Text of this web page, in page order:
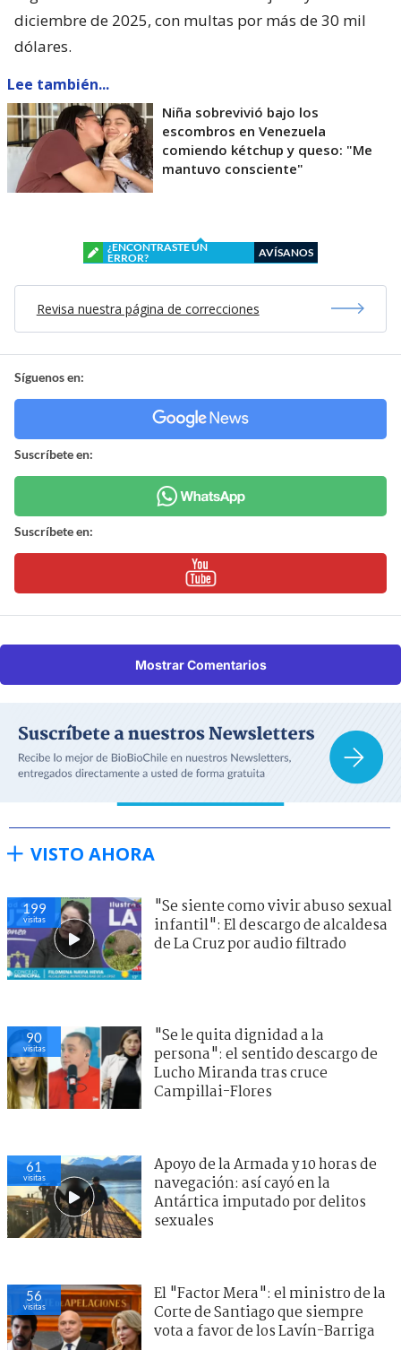
diciembre de 2025, con multas por más de 30 mil
dólares.
Lee también...
Niña sobrevivió bajo los
escombros en Venezuela
comiendo kétchup y queso: "Me
mantuvo consciente"
¿ENCONTRASTE UN
ERROR?
AVÍSANOS
Revisa nuestra página de correcciones
Síguenos en:
Suscríbete en:
Suscríbete en:
Mostrar Comentarios
VISTO AHORA
199
visitas
"Se siente como vivir abuso sexual
infantil": El descargo de alcaldesa
de La Cruz por audio filtrado
90
visitas
"Se le quita dignidad a la
persona": el sentido descargo de
Lucho Miranda tras cruce
Campillai-Flores
61
visitas
Apoyo de la Armada y 10 horas de
navegación: así cayó en la
Antártica imputado por delitos
sexuales
56
visitas
El "Factor Mera": el ministro de la
Corte de Santiago que siempre
vota a favor de los Lavín-Barriga